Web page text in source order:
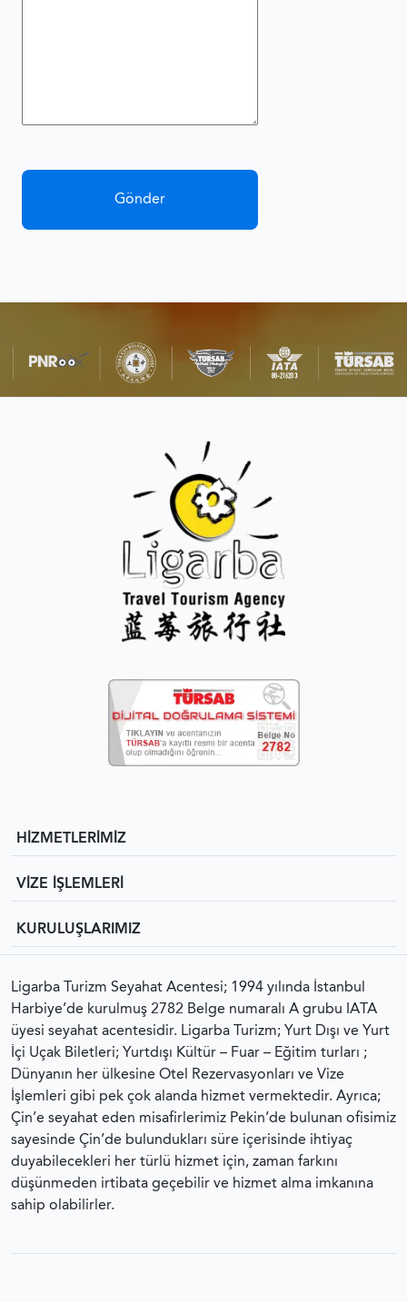
HİZMETLERİMİZ
VİZE İŞLEMLERİ
KURULUŞLARIMIZ
Ligarba Turizm Seyahat Acentesi; 1994 yılında İstanbul
Harbiye’de kurulmuş 2782 Belge numaralı A grubu IATA
üyesi seyahat acentesidir. Ligarba Turizm; Yurt Dışı ve Yurt
İçi Uçak Biletleri; Yurtdışı Kültür – Fuar – Eğitim turları ;
Dünyanın her ülkesine Otel Rezervasyonları ve Vize
İşlemleri gibi pek çok alanda hizmet vermektedir. Ayrıca;
Çin’e seyahat eden misafirlerimiz Pekin’de bulunan ofisimiz
sayesinde Çin’de bulundukları süre içerisinde ihtiyaç
duyabilecekleri her türlü hizmet için, zaman farkını
düşünmeden irtibata geçebilir ve hizmet alma imkanına
sahip olabilirler.